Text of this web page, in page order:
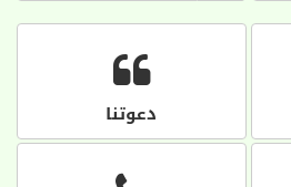
دعوتنا